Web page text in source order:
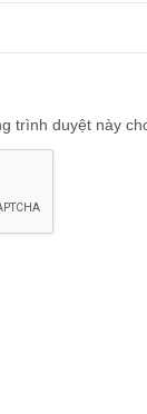
trình duyệt này